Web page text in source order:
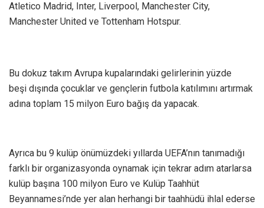
Atletico Madrid, Inter, Liverpool, Manchester City,
Manchester United ve Tottenham Hotspur.
Bu dokuz takım Avrupa kupalarındaki gelirlerinin yüzde
beşi dışında çocuklar ve gençlerin futbola katılımını artırmak
adına toplam 15 milyon Euro bağış da yapacak.
Ayrıca bu 9 kulüp önümüzdeki yıllarda UEFA’nın tanımadığı
farklı bir organizasyonda oynamak için tekrar adım atarlarsa
kulüp başına 100 milyon Euro ve Kulüp Taahhüt
Beyannamesi’nde yer alan herhangi bir taahhüdü ihlal ederse